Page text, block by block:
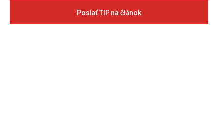
Poslať TIP na článok